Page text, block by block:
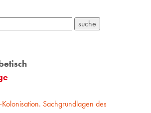
Sachgrundlagen des